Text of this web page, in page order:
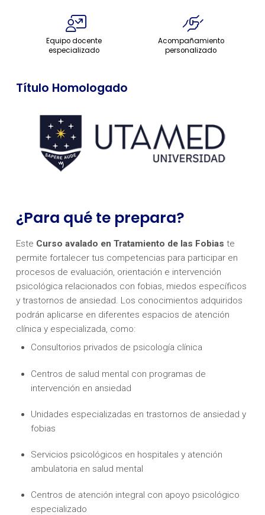
Equipo docente
especializado
Acompañamiento
personalizado
Título Homologado
¿Para qué te prepara?
Este Curso avalado en Tratamiento de las Fobias te
permite fortalecer tus competencias para participar en
procesos de evaluación, orientación e intervención
psicológica relacionados con fobias, miedos específicos
y trastornos de ansiedad. Los conocimientos adquiridos
podrán aplicarse en diferentes espacios de atención
clínica y especializada, como:
Consultorios privados de psicología clínica
Centros de salud mental con programas de
intervención en ansiedad
Unidades especializadas en trastornos de ansiedad y
fobias
Servicios psicológicos en hospitales y atención
ambulatoria en salud mental
Centros de atención integral con apoyo psicológico
especializado